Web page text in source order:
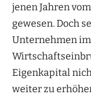
jenen Jahren
gewesen. Doch
Unternehmen
Eigenkapital
weiter zu